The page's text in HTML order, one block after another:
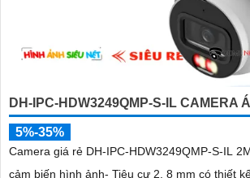
DH-IPC-HDW3249QMP-S-IL CAMERA
5%-35%
Camera giá rẻ DH-IPC-HDW3249QMP-S-IL 2MP @1/2. 9" CMOS
cảm biến hình ảnh- Tiêu cự 2. 8 mm có thiết